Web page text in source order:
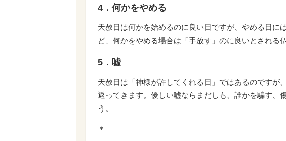
4．何かをやめる
天赦日は何かを始めるのに良い日ですが、やめる日に
ど、何かをやめる場合は「手放す」のに良いとされる
5．嘘
天赦日は「神様が許してくれる日」ではあるのですが
返ってきます。優しい嘘ならまだしも、誰かを騙す、
う。
＊